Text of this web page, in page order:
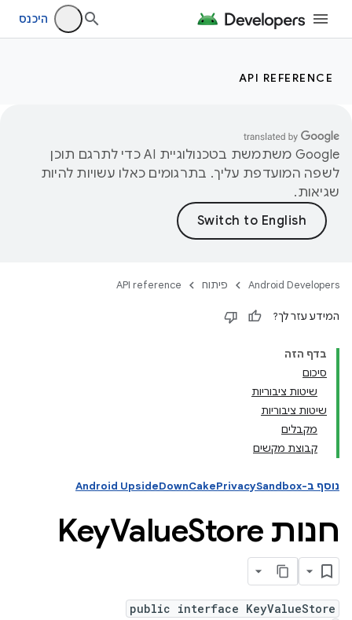
היכנס
API REFERENCE
‫Google משתמשת בטכנולוגיית AI כדי לתרגם תוכן
לשפה המועדפת עליך. בתרגומים כאלו עשויות להיות
שגיאות.
Android Developers פיתוח API reference
המידע עזר לך?
בדף הזה
סיכום
שיטות ציבוריות
שיטות ציבוריות
מקבלים
קבוצת מקשים
נוסף ב-Android UpsideDownCakePrivacySandbox
חנות Key ValueStore
public interface KeyValueStore